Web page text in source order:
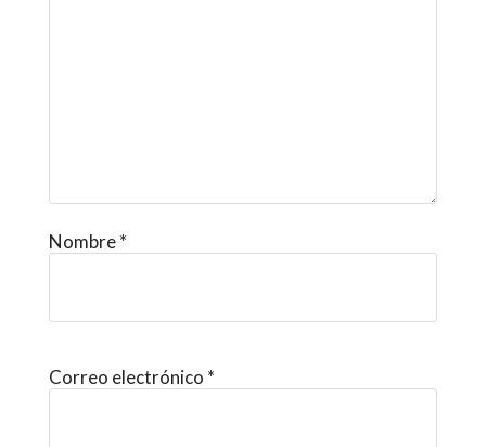
Nombre*
Correo electrónico *